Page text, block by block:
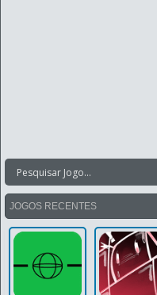
JOGOS RECENTES